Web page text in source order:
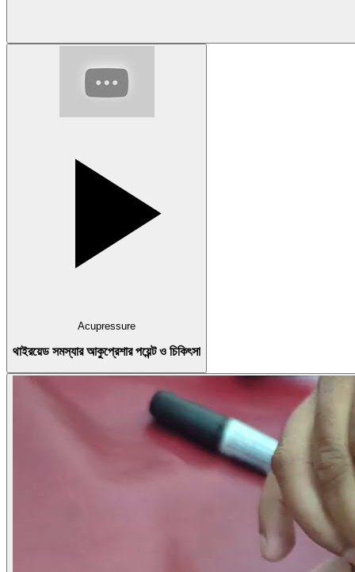
Acupressure
থাইরয়েড সমস্যার আকুপ্রেশার পয়েন্ট ও চিকিৎসা